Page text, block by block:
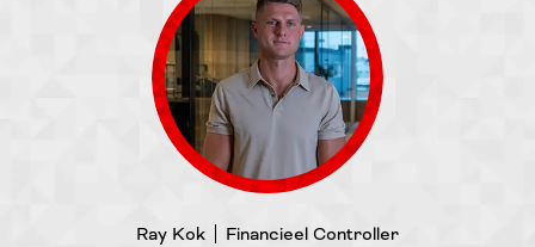
Ray Kok Financieel Controller